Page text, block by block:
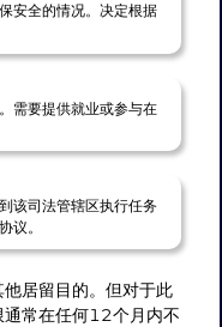
安全的情况。决定根据
需要提供就业或参与在
该司法管辖区执行任务
议。
居留目的。但对于此
常在任何12个月内不